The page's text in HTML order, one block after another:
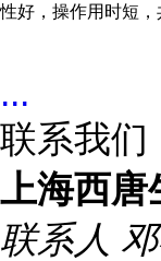
性好，操作用时短，
...
联系我们
上海西唐
联系人